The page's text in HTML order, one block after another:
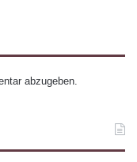
abzugeben.